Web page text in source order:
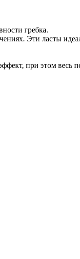
гребка.
Эти ласты
при этом весь